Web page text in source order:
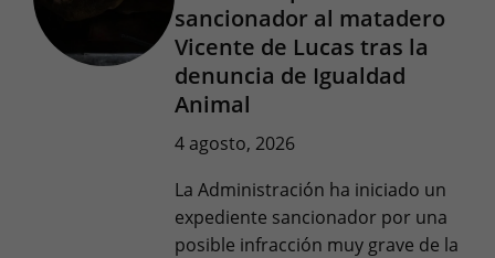
sancionador al matadero
Vicente de Lucas tras la
denuncia de Igualdad
Animal
4 agosto, 2026
La Administración ha iniciado un
expediente sancionador por una
posible infracción muy grave de la